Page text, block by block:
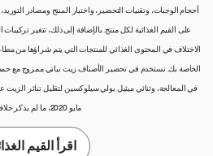
أحجام الوجبات، وتقنيات التحضير، واختبار المنتج ومصادر
على القيم الغذائية لكل منتج. بالإضافة إلى ذلك، تتغير
الاختلاف في المحتوى الغذائي للمنتجات التي يتم شراؤها من
الخاصة بك. نستخدم في تحضير الأصناف زيت نباتي ممزوج مع
في المعالجة، وثنائي ميثيل بولي سيلوكسين لتقليل تناثر
مايو 2020، ما لم يذكر خلاف ذلك.
اقرأ القيم